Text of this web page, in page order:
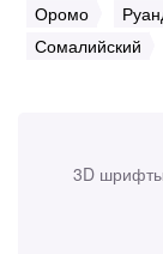
3D шрифты
Оромо
Сомалийский